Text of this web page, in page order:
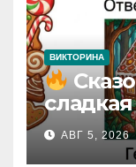
ВИКТОРИНА
АВГ 5, 2026